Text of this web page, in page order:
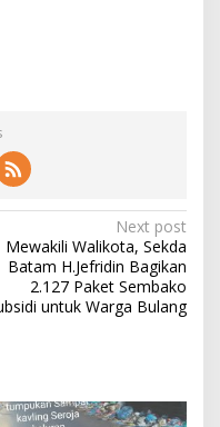
Next post
Mewakili Walikota, Sekda
Batam H.Jefridin Bagikan
2.127 Paket Sembako
untuk Warga Bulang